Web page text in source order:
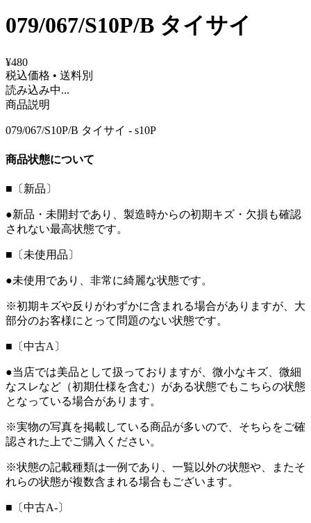
079/067/S10P/B タイサイ
¥480
税込価格 • 送料別
読み込み中...
商品説明
079/067/S10P/B タイサイ - s10P
商品状態について
■〔新品〕
●新品・未開封であり、製造時からの初期キズ・欠損も確認
されない最高状態です。
■〔未使用品〕
●未使用であり、非常に綺麗な状態です。
※初期キズや反りがわずかに含まれる場合がありますが、大
部分のお客様にとって問題のない状態です。
■〔中古A〕
●当店では美品として扱っておりますが、微小なキズ、微細
なスレなど（初期仕様を含む）がある状態でもこちらの状態
となっている場合があります。
※実物の写真を掲載している商品が多いので、そちらをご確
認された上でご購入ください。
※状態の記載種類は一例であり、一覧以外の状態や、またそ
れらの状態が複数含まれる場合もございます。
■〔中古A-〕